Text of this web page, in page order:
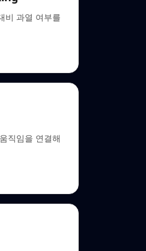
비 과열 여부를
직임을 연결해